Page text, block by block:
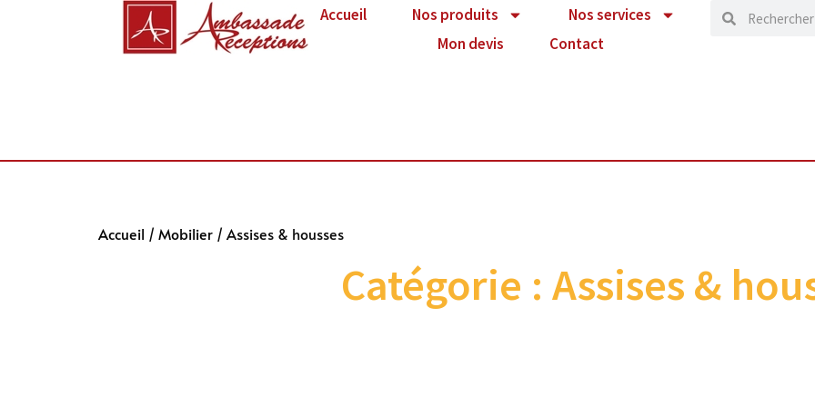
Accueil Nos produits
Nos services
Mon devis
Contact
Accueil / Mobilier/ Assises & housses
Catégorie : Assises &